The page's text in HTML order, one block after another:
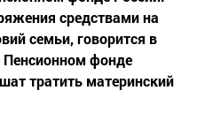
средствами на
семьи, говорится в
фонде
тратить материнский